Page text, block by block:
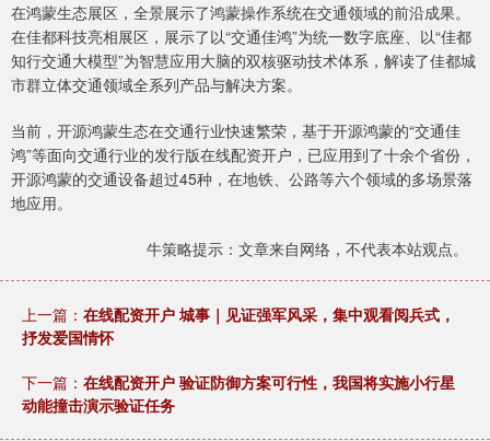
在鸿蒙生态展区，全景展示了鸿蒙操作系统在交通领域的前沿成果。
在佳都科技亮相展区，展示了以“交通佳鸿”为统一数字底座、以“佳都
知行交通大模型”为智慧应用大脑的双核驱动技术体系，解读了佳都城
市群立体交通领域全系列产品与解决方案。
当前，开源鸿蒙生态在交通行业快速繁荣，基于开源鸿蒙的“交通佳
鸿”等面向交通行业的发行版在线配资开户，已应用到了十余个省份，
开源鸿蒙的交通设备超过45种，在地铁、公路等六个领域的多场景落
地应用。
牛策略提示：文章来自网络，不代表本站观点。
上一篇： 在线配资开户 城事｜见证强军风采，集中观看阅兵式，
抒发爱国情怀
下一篇： 在线配资开户 验证防御方案可行性，我国将实施小行星
动能撞击演示验证任务